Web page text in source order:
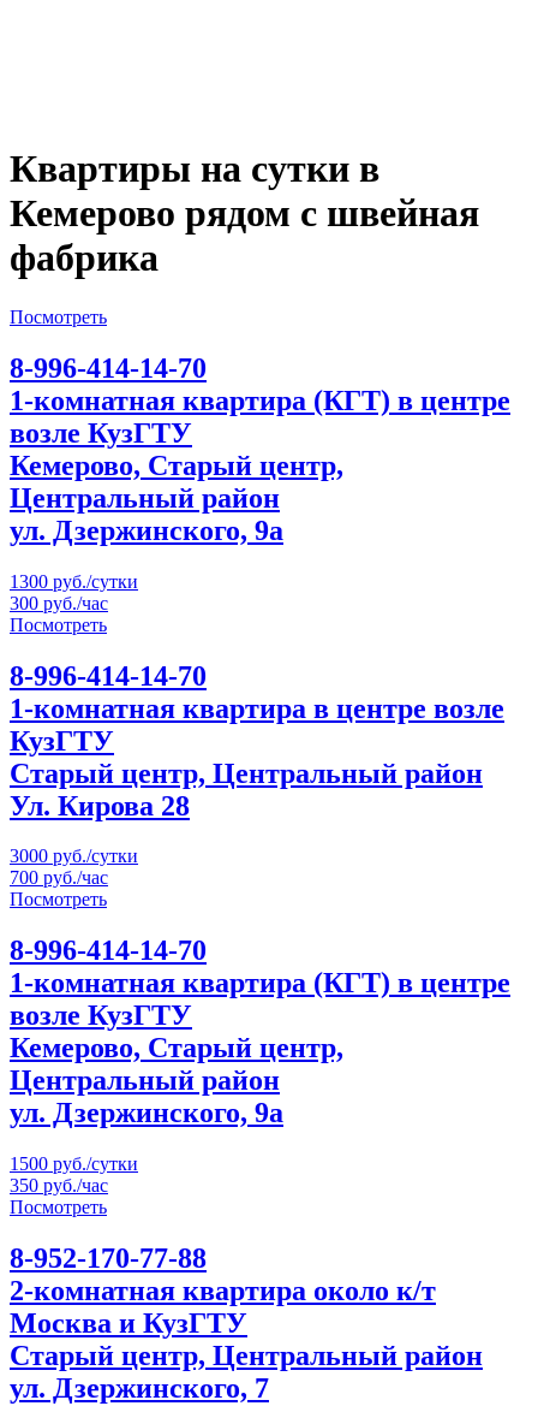
Квартиры на сутки в
Кемерово рядом с швейная
фабрика
Посмотреть
8-996-414-14-70
1-комнатная квартира (КГТ) в центре
возле КузГТУ
Кемерово, Старый центр,
Центральный район
ул. Дзержинского, 9а
1300 руб./сутки
300 руб./час
Посмотреть
8-996-414-14-70
1-комнатная квартира в центре возле
КузГТУ
Старый центр, Центральный район
Ул. Кирова 28
3000 руб./сутки
700 руб./час
Посмотреть
8-996-414-14-70
1-комнатная квартира (КГТ) в центре
возле КузГТУ
Кемерово, Старый центр,
Центральный район
ул. Дзержинского, 9а
1500 руб./сутки
350 руб./час
Посмотреть
8-952-170-77-88
2-комнатная квартира около к/т
Москва и КузГТУ
Старый центр, Центральный район
ул. Дзержинского, 7